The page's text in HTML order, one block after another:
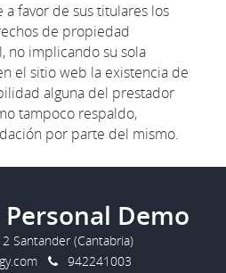
favor de sus titulares los
de propiedad
no implicando su sola
el sitio web la existencia de
alguna del prestador
tampoco respaldo,
por parte del mismo.
Demo
Santander (Cantabria)
942241003